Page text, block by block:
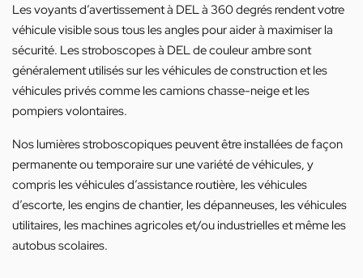
Les voyants d’avertissement à DEL à 360 degrés rendent votre
véhicule visible sous tous les angles pour aider à maximiser la
sécurité. Les stroboscopes à DEL de couleur ambre sont
généralement utilisés sur les véhicules de construction et les
véhicules privés comme les camions chasse-neige et les
pompiers volontaires.
Nos lumières stroboscopiques peuvent être installées de façon
permanente ou temporaire sur une variété de véhicules, y
compris les véhicules d’assistance routière, les véhicules
d’escorte, les engins de chantier, les dépanneuses, les véhicules
utilitaires, les machines agricoles et/ou industrielles et même les
autobus scolaires.